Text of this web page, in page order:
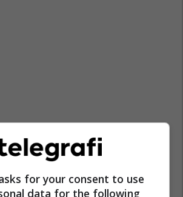
for your consent to use
data for the following